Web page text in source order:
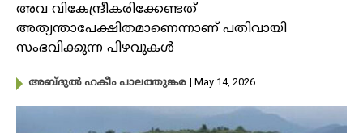
അവ വികേന്ദ്രീകരിക്കേണ്ടത്
അത്യന്താപേക്ഷിതമാണെന്നാണ് പതിവായി
സംഭവിക്കുന്ന പിഴവുകൾ
അബ്ദുൽ ഹകീം പാലത്തുങ്കര | May 14, 2026